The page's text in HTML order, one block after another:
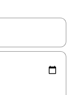
explore-os